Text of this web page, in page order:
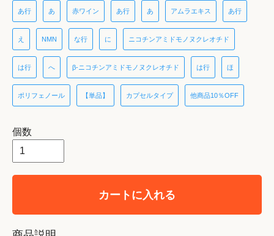
あ行 あ 赤ワイン あ行 あ アムラエキス あ行
え NMN な行 に ニコチンアミドモノヌクレオチド
は行 へ β-ニコチンアミドモノヌクレオチド は行 ほ
ポリフェノール 【単品】 カプセルタイプ 他商品10％OFF
個数
カートに入れる